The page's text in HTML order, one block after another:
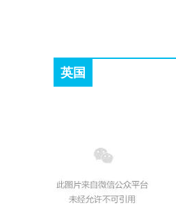
英国